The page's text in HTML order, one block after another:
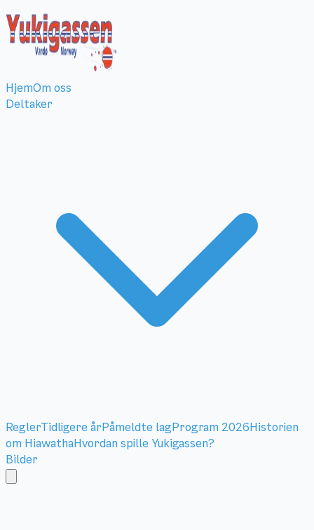
HjemOm oss
Deltaker
ReglerTidligere årPåmeldte lagProgram 2026Historien
om HiawathaHvordan spille Yukigassen?
Bilder